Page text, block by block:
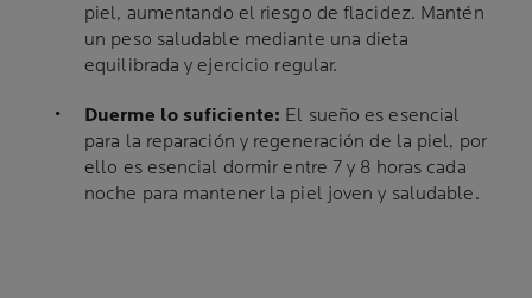
piel, aumentando el riesgo de flacidez. Mantén
un peso saludable mediante una dieta
equilibrada y ejercicio regular.
Duerme lo suficiente: El sueño es esencial
para la reparación y regeneración de la piel, por
ello es esencial dormir entre 7 y 8 horas cada
noche para mantener la piel joven y saludable.